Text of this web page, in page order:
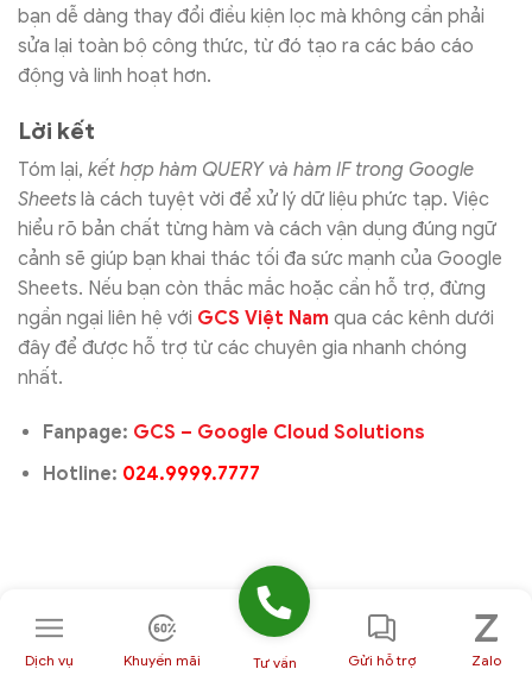
bạn dễ dàng thay đổi điều kiện lọc mà không cần phải
sửa lại toàn bộ công thức, từ đó tạo ra các báo cáo
động và linh hoạt hơn.
Lời kết
Tóm lại, kết hợp hàm QUERY và hàm IF trong Google
Sheets là cách tuyệt vời để xử lý dữ liệu phức tạp. Việc
hiểu rõ bản chất từng hàm và cách vận dụng đúng ngữ
cảnh sẽ giúp bạn khai thác tối đa sức mạnh của Google
Sheets. Nếu bạn còn thắc mắc hoặc cần hỗ trợ, đừng
ngần ngại liên hệ với GCS Việt Nam qua các kênh dưới
đây để được hỗ trợ từ các chuyên gia nhanh chóng
nhất.
Fanpage: GCS – Google Cloud Solutions
Hotline: 024.9999.7777
Dịch vụ Khuyến mãi Tư vấn Gửi hỗ trợ Zalo